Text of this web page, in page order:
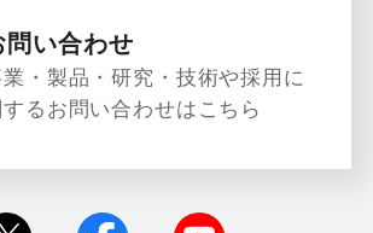
問い合わせ
・製品・研究・技術や採用に
するお問い合わせはこちら